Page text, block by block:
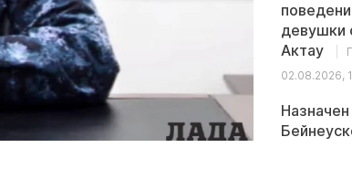
девушки
Актау
02.08.2026,